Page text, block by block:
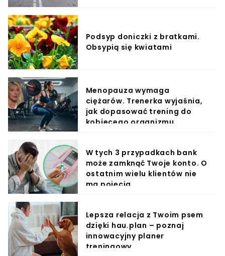
Podsyp doniczki z bratkami.
Obsypią się kwiatami
Menopauza wymaga
ciężarów. Trenerka wyjaśnia,
jak dopasować trening do
kobiecego organizmu
W tych 3 przypadkach bank
może zamknąć Twoje konto. O
ostatnim wielu klientów nie
ma pojęcia
Lepsza relacja z Twoim psem
dzięki hau.plan – poznaj
innowacyjny planer
treningowy